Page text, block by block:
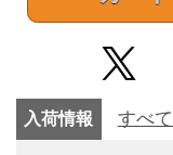
入荷情報 すべ